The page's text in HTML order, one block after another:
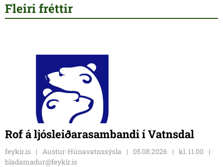
Fleiri fréttir
Rof á ljósleiðarasambandi í Vatnsdal
feykir.is Austur-Húnavatnssýsla 05.08.2026
kl. 11.00
bladamadur@feykir.is